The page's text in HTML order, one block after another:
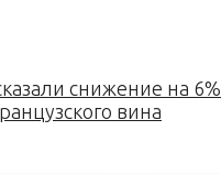
снижение на 6%
вина